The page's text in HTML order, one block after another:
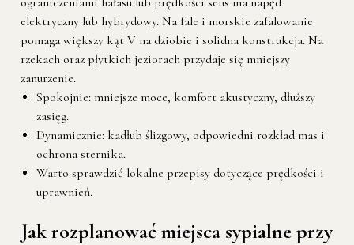
elektryczny lub hybrydowy. Na fale i morskie zafalowanie
pomaga większy kąt V na dziobie i solidna konstrukcja. Na
rzekach oraz płytkich jeziorach przydaje się mniejszy
zanurzenie.
Spokojnie: mniejsze moce, komfort akustyczny, dłuższy
zasięg.
Dynamicznie: kadłub ślizgowy, odpowiedni rozkład mas i
ochrona sternika.
Warto sprawdzić lokalne przepisy dotyczące prędkości i
uprawnień.
Jak rozplanować miejsca sypialne przy